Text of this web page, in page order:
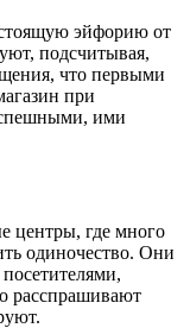
эйфорию от
подсчитывая,
что первыми
при
ими
центры, где много
одиночество. Они
расспрашивают